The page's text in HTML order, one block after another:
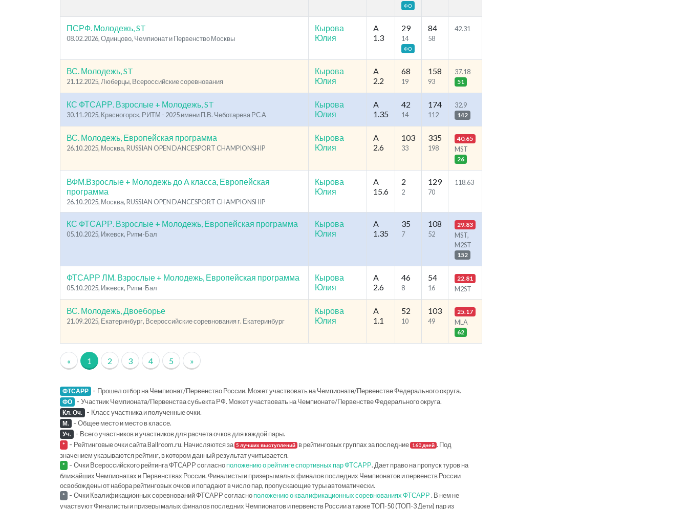
ФО
ПСРФ. Молодежь, ST
08.02.2026, Одинцово, Чемпионат и Первенство Москвы
Кырова
Юлия
A
1.3
29
14
ФО
84
58
42.31
ВС. Молодежь, ST
21.12.2025, Люберцы, Всероссийские соревнования
Кырова
Юлия
A
2.2
68
19
158
93
37.18
51
КС ФТСАРР. Взрослые + Молодежь, ST
30.11.2025, Красногорск, РИТМ - 2025 имени П.В. Чеботарева РС А
Кырова
Юлия
A
1.35
42
14
174
112
32.9
142
ВС. Молодежь, Европейская программа
26.10.2025, Москва, RUSSIAN OPEN DANCESPORT CHAMPIONSHIP
Кырова
Юлия
A
2.6
103
33
335
198
40.65
MST
26
ВФМ.Взрослые + Молодежь до A класса, Европейская
программа
26.10.2025, Москва, RUSSIAN OPEN DANCESPORT CHAMPIONSHIP
Кырова
Юлия
A
15.6
2
2
129
70
118.63
КС ФТСАРР. Взрослые + Молодежь, Европейская программа
05.10.2025, Ижевск, Ритм-Бал
Кырова
Юлия
A
1.35
35
7
108
52
29.83
MST,
M2ST
152
ФТСАРР ЛМ. Взрослые + Молодежь, Европейская программа
05.10.2025, Ижевск, Ритм-Бал
Кырова
Юлия
A
2.6
46
8
54
16
22.81
M2ST
ВС. Молодежь, Двоеборье
21.09.2025, Екатеринбург, Всероссийские соревнования г. Екатеринбург
Кырова
Юлия
A
1.1
52
10
103
49
25.17
MLA
62
« 1 2 3 4 5 »
ФТСАРР - Прошел отбор на Чемпионат/Первенство России. Может участвовать на Чемпионате/Первенстве Федерального округа.
ФО - Участник Чемпионата/Первенства субьекта РФ. Может участвовать на Чемпионате/Первенстве Федерального округа.
Кл. Оч. - Класс участника и полученные очки.
М. - Общее место и место в классе.
Уч. - Всего участников и участников для расчета очков для каждой пары.
* - Рейтинговые очки сайта Ballroom.ru. Начисляются за 5 лучших выступлений в рейтинговых группах за последние 160 дней . Под
значением указываются рейтинг, в котором данный результат учитывается.
* - Очки Всероссийского рейтинга ФТСАРР согласноположению о рейтинге спортивных пар ФТСАРР. Дает право на пропуск туров на
ближайших Чемпионатах и Первенствах России. Финалисты и призеры малых финалов последних Чемпионатов и первенств России
освобождены от набора рейтинговых очков и попадают в число пар, пропускающие туры автоматически.
* - Очки Квалификационных соревнований ФТСАРР согласноположению о квалификационных соревнованиях ФТСАРР. В нем не
участвуют Финалисты и призеры малых финалов последних Чемпионатов и первенств России а также ТОП-50 (ТОП-3 Дети) пар из